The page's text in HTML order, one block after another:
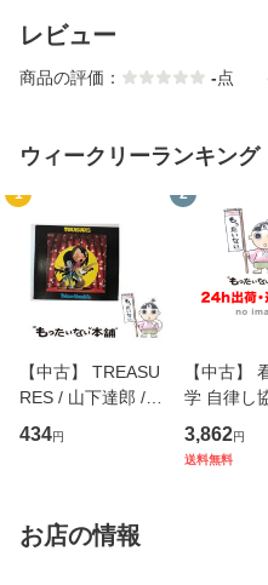
レビュー
商品の評価： -点
ウィークリーランキング
1
【中古】 TREASU
RES / 山下達郎 /
イーストウエス
ト・ジャパン [CD]
434円
2
【中古】
学 自律し
専門職の看
ジメント
3,862円
送料無料
お店の情報